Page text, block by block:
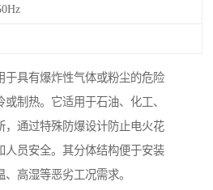
于具有爆炸性气体或粉尘的危险
制热。它适用于石油、化工、
，通过特殊防爆设计防止电火花
人员安全。其分体结构便于安装
高湿等恶劣工况需求。